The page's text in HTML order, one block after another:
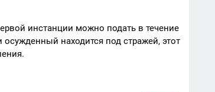
инстанции можно подать в течение
находится под стражей, этот